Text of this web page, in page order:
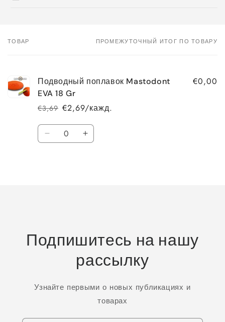
Корзина
ТОВАР ПРОМЕЖУТОЧНЫЙ ИТОГ ПО ТОВАРУ
Подводный поплавок Mastodont
EVA 18 Gr
Обычная
цена
€3,69
Цена
со
скидкой
€2,69/кажд.
€0,00
Количество
УменьшитьУвеличить
Подпишитесь на нашу
рассылку
Узнайте первыми о новых публикациях и
товарах